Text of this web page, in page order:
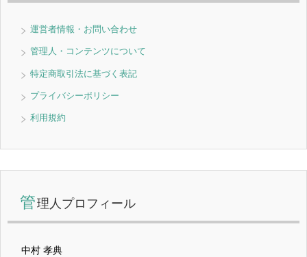
運営者情報・お問い合わせ
管理人・コンテンツについて
特定商取引法に基づく表記
プライバシーポリシー
利用規約
管理人プロフィール
中村 孝典